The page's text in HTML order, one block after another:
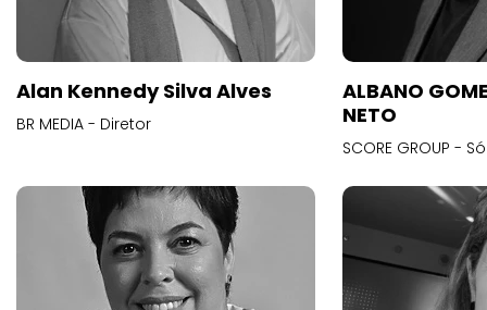
Alan Kennedy Silva Alves
BR MEDIA - Diretor
ALBANO
NETO
SCORE GROUP -